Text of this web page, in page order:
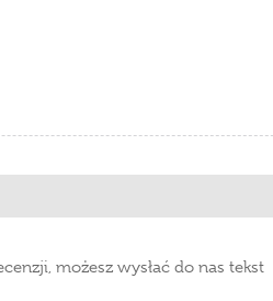
możesz wysłać do nas tekst